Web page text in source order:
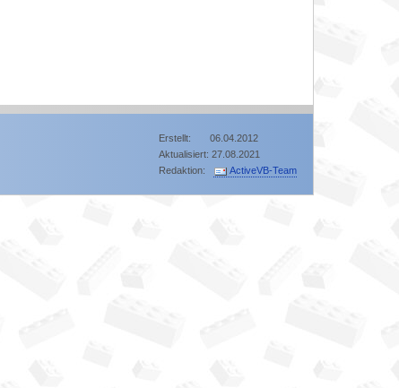
Erstellt: 06.04.2012
Aktualisiert: 27.08.2021
Redaktion:
ActiveVB-Team